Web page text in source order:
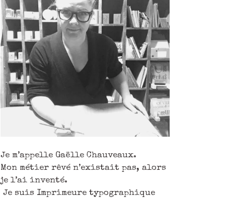
Je m’appelle Gaëlle Chauveaux.
Mon métier rêvé n’existait pas, alors
je l’ai inventé.
Je suis Imprimeure typographique